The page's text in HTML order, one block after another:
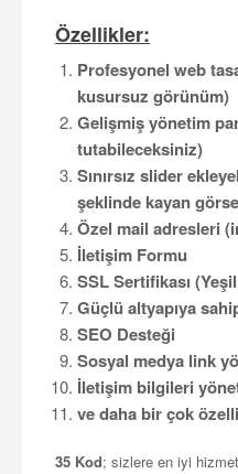
Özellikler:
Profesyonel web
kusursuz görünüm)
Gelişmiş yönetim
tutabileceksiniz)
Sınırsız slider
şeklinde kayan
Özel mail adresleri
İletişim Formu
SSL Sertifikası
Güçlü altyapıya
SEO Desteği
Sosyal medya link
İletişim bilgileri
ve daha bir çok
35 Kod; sizlere en iyi